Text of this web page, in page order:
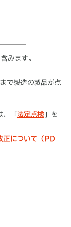
みます。
で製造の製品が点
、「法定点検 」を
正について（PD